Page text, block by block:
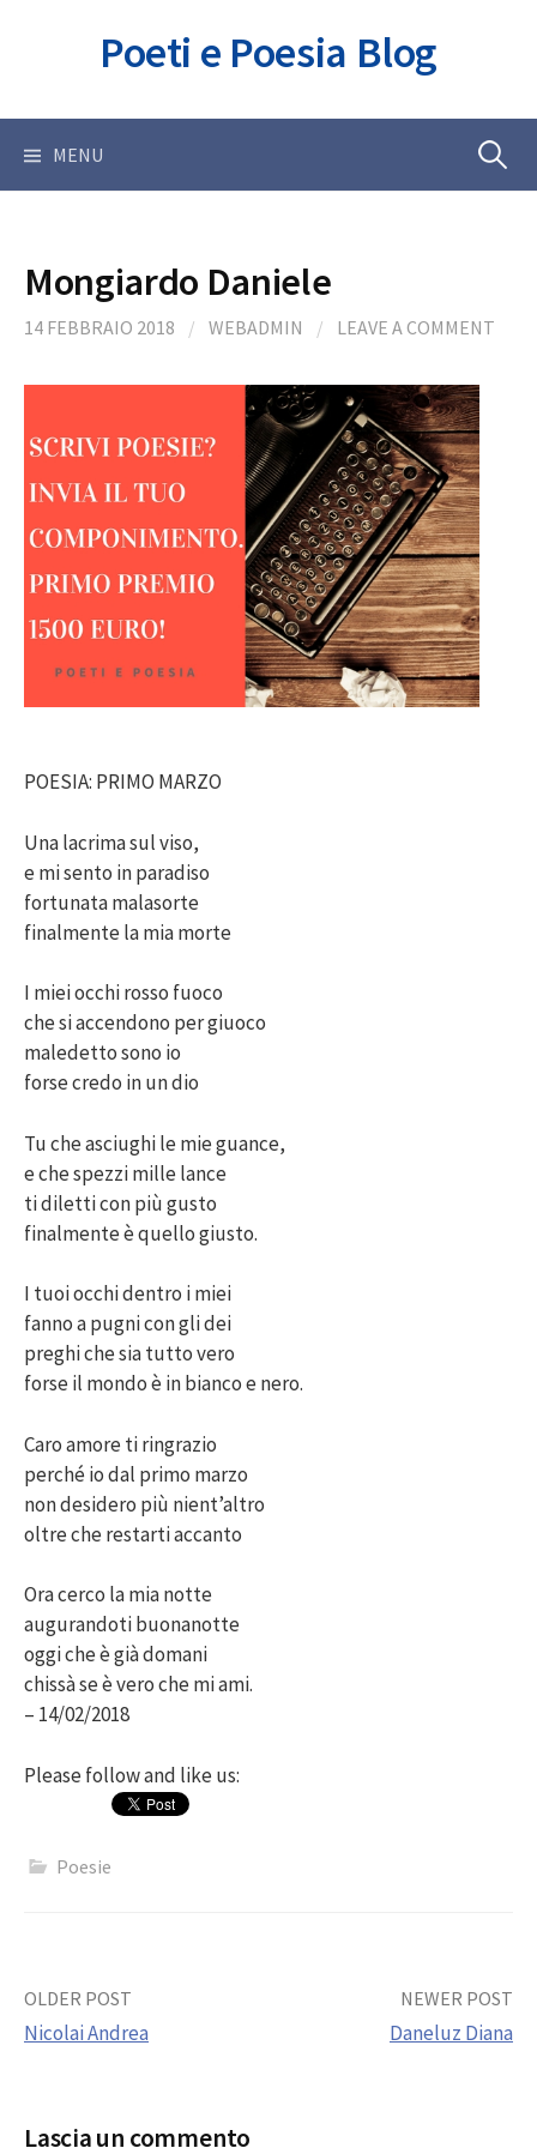
Poeti e Poesia Blog
MENU Ricerca
Mongiardo Daniele
14 FEBBRAIO 2018 / WEBADMIN / LEAVE A COMMENT
POESIA: PRIMO MARZO
Una lacrima sul viso,
e mi sento in paradiso
fortunata malasorte
finalmente la mia morte
I miei occhi rosso fuoco
che si accendono per giuoco
maledetto sono io
forse credo in un dio
Tu che asciughi le mie guance,
e che spezzi mille lance
ti diletti con più gusto
finalmente è quello giusto.
I tuoi occhi dentro i miei
fanno a pugni con gli dei
preghi che sia tutto vero
forse il mondo è in bianco e nero.
Caro amore ti ringrazio
perché io dal primo marzo
non desidero più nient’altro
oltre che restarti accanto
Ora cerco la mia notte
augurandoti buonanotte
oggi che è già domani
chissà se è vero che mi ami.
– 14/02/2018
Please follow and like us:
Poesie
Post
OLDER POST
Nicolai Andrea
NEWER POST
Daneluz Diana
Lascia un commento